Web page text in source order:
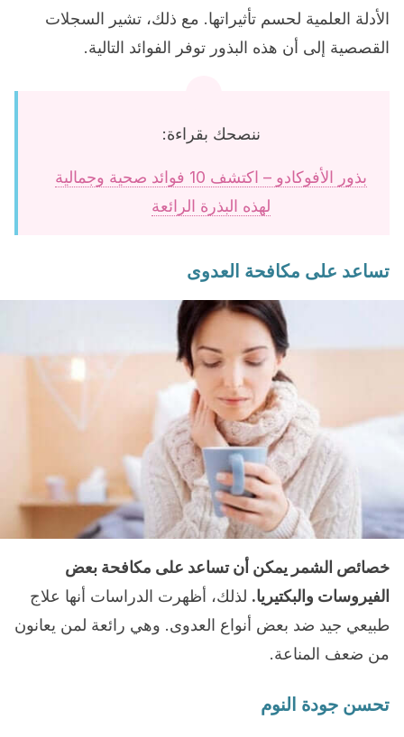
الأدلة العلمية لحسم تأثيراتها. مع ذلك، تشير السجلات
القصصية إلى أن هذه البذور توفر الفوائد التالية.
ننصحك بقراءة:
بذور الأفوكادو – اكتشف 10 فوائد صحية وجمالية
لهذه البذرة الرائعة
تساعد على مكافحة العدوى
خصائص الشمر يمكن أن تساعد على مكافحة بعض
الفيروسات والبكتيريا. لذلك، أظهرت الدراسات أنها علاج
طبيعي جيد ضد بعض أنواع العدوى. وهي رائعة لمن يعانون
من ضعف المناعة.
تحسن جودة النوم